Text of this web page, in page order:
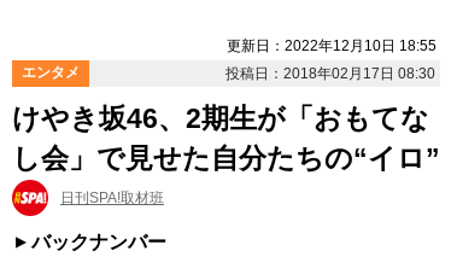
更新日：2022年12月10日 18:55
エンタメ
投稿日：2018年02月17日 08:30
けやき坂46、2期生が「おもてな
し会」で見せた自分たちの“イロ”
日刊SPA!取材班
バックナンバー